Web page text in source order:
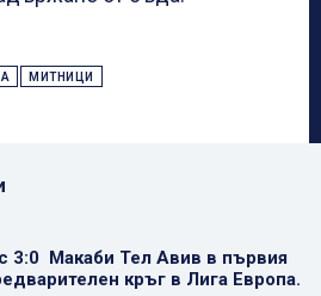
МИТНИЦИ
3:0 Макаби Тел Авив в първия
кръг в Лига Европа.